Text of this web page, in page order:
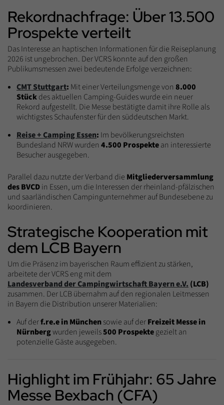
Rekordnachfrage: Über 13.500
Prospekte verteilt
Das Interesse an haptischen Informationen für die Reiseplanung
2026 ist ungebrochen. Der VCRS konnte auf den großen
Publikumsmessen zwei bedeutende Erfolge verzeichnen:
CMT Stuttgart: Mit einer Verteilungsmenge von 8.000
Stückdes aktuellen Camping-Guides wurde ein neuer
Rekord aufgestellt. Die Messe bestätigte damit ihre Rolle als
wichtigstes Schaufenster für den süddeutschen Markt.
Reise + Camping Essen: Im bevölkerungsreichsten
Bundesland NRW wurden 4.500 Prospektean interessierte
Besucher ausgegeben.
Parallel dazu nutzte der Verband die Mitgliederversammlung
des BVCDin Essen, um die Interessen der rheinland-pfälzischen
und saarländischen Campingunternehmer auf Bundesebene zu
koordinieren.
Strategische Kooperation mit
dem LCB Bayern
Um die Präsenz im bayerischen Raum effizient zu stärken,
arbeitete der VCRS eng mit dem
Landesverband der Campingwirtschaft Bayern e.V. (LCB)
zusammen. Der LCB übernahm auf den regionalen Leitmessen
in Bayern die Distribution unserer Materialien:
Auf derf.re.e in Münchensowie auf derFreizeit Messe in
Nürnbergwurden jeweils500 Prospektegezielt an
potenzielle Gäste ausgegeben.
Highlight im Frühjahr: 65 Jahre
Messe Bexbach (CFA)